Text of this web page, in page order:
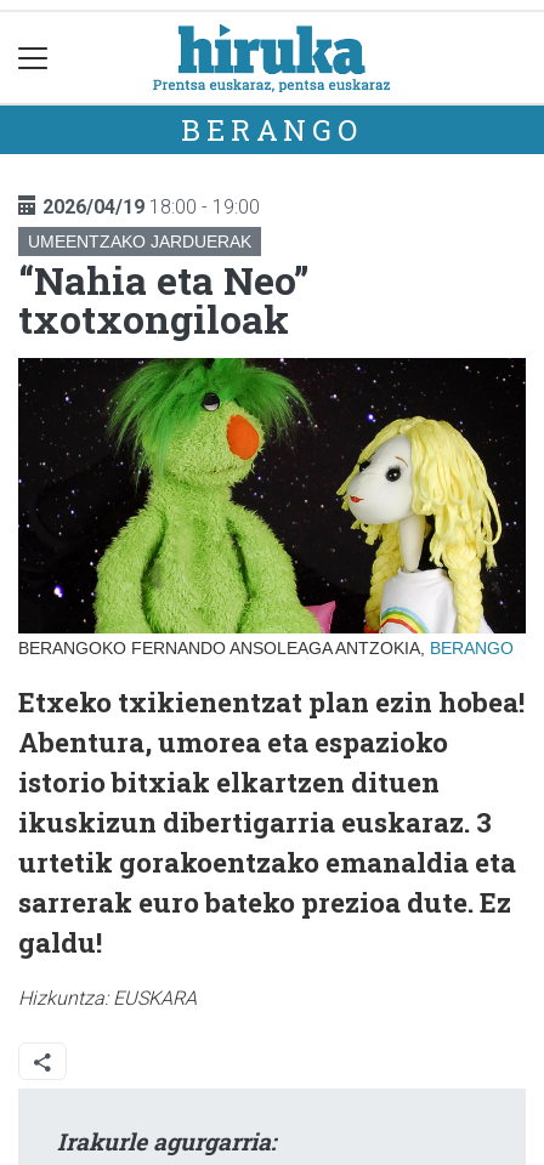
BERANGO
2026/04/19 18:00 - 19:00
UMEENTZAKO JARDUERAK
“Nahia eta Neo”
txotxongiloak
BERANGOKO FERNANDO ANSOLEAGA ANTZOKIA, BERANGO
Etxeko txikienentzat plan ezin hobea!
Abentura, umorea eta espazioko
istorio bitxiak elkartzen dituen
ikuskizun dibertigarria euskaraz. 3
urtetik gorakoentzako emanaldia eta
sarrerak euro bateko prezioa dute. Ez
galdu!
Hizkuntza:EUSKARA
Irakurle agurgarria: